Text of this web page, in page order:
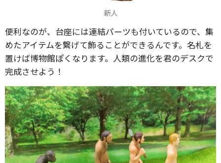
新人
便利なのが、台座には連結パーツも付いているので、集
めたアイテムを繋げて飾ることができるんです。名札を
置けば博物館ぽくなります。人類の進化を君のデスクで
完成させよう！